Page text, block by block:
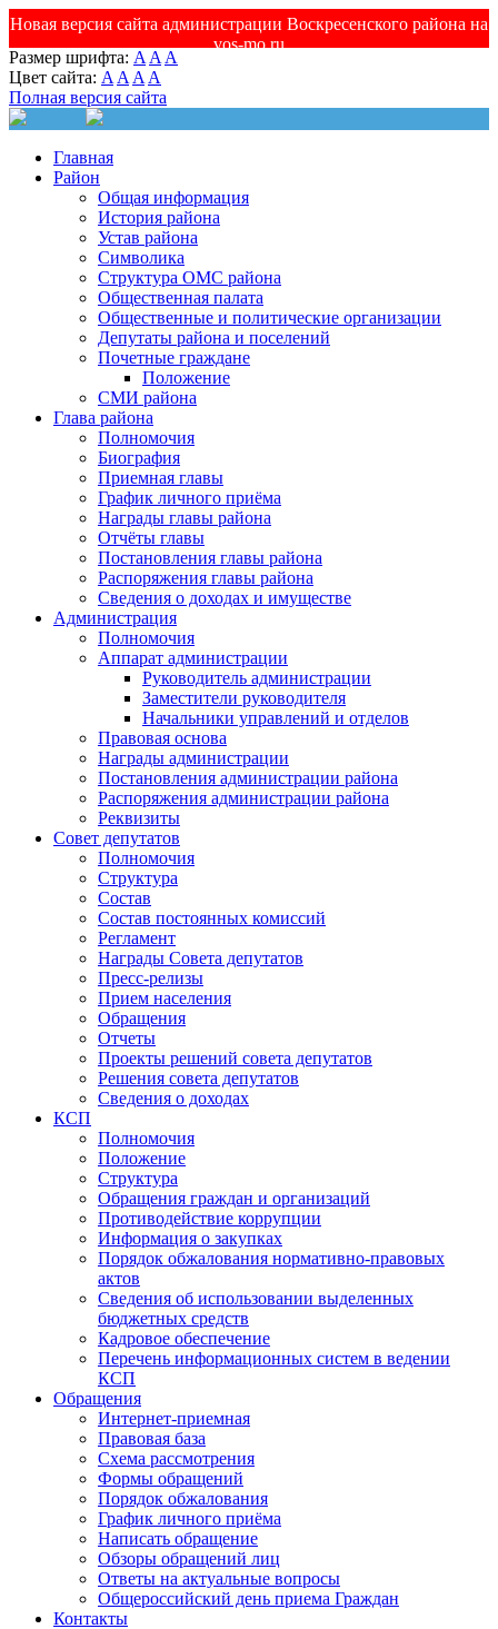
Новая версия сайта администрации Воскресенского района на
vos-mo.ru
Размер шрифта: A A A
Цвет сайта: A A A A
Полная версия сайта
Главная
Район
Общая информация
История района
Устав района
Символика
Структура ОМС района
Общественная палата
Общественные и политические организации
Депутаты района и поселений
Почетные граждане
Положение
СМИ района
Глава района
Полномочия
Биография
Приемная главы
График личного приёма
Награды главы района
Отчёты главы
Постановления главы района
Распоряжения главы района
Сведения о доходах и имуществе
Администрация
Полномочия
Аппарат администрации
Руководитель администрации
Заместители руководителя
Начальники управлений и отделов
Правовая основа
Награды администрации
Постановления администрации района
Распоряжения администрации района
Реквизиты
Совет депутатов
Полномочия
Структура
Состав
Состав постоянных комиссий
Регламент
Награды Совета депутатов
Пресс-релизы
Прием населения
Обращения
Отчеты
Проекты решений совета депутатов
Решения совета депутатов
Сведения о доходах
КСП
Полномочия
Положение
Структура
Обращения граждан и организаций
Противодействие коррупции
Информация о закупках
Порядок обжалования нормативно-правовых
актов
Сведения об использовании выделенных
бюджетных средств
Кадровое обеспечение
Перечень информационных систем в ведении
КСП
Обращения
Интернет-приемная
Правовая база
Схема рассмотрения
Формы обращений
Порядок обжалования
График личного приёма
Написать обращение
Обзоры обращений лиц
Ответы на актуальные вопросы
Общероссийский день приема Граждан
Контакты